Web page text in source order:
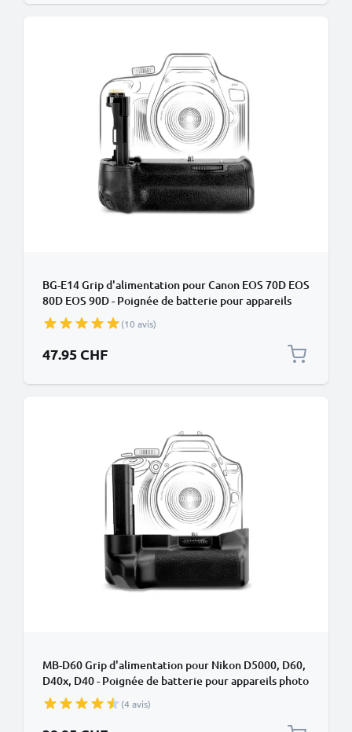
BG-E14 Grip d'alimentation pour Canon EOS 70D EOS
80D EOS 90D - Poignée de batterie pour appareils
photo de CELLONIC(10 avis)
47.95 CHF
MB-D60 Grip d'alimentation pour Nikon D5000, D60,
D40x, D40 - Poignée de batterie pour appareils photo
de CELLONIC
(4 avis)